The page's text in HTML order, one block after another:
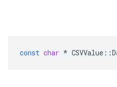
const char * CSVValue ::